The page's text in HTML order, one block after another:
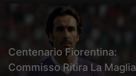
Centenario Fiorentina:
Commisso Ritira La Maglia